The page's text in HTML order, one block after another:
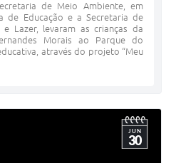
de Meio Ambiente, em
de Educação e a Secretaria de
Lazer, levaram as crianças da
Morais ao Parque do
através do projeto “Meu
JUN
30